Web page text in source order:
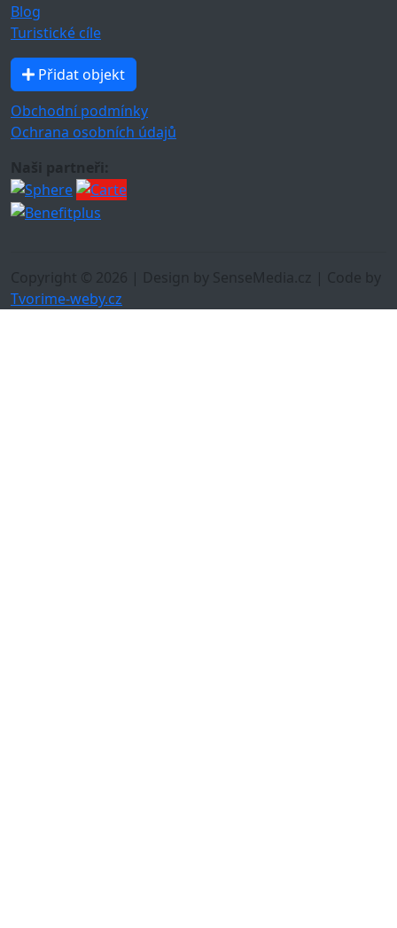
Blog
Turistické cíle
Přidat objekt
Obchodní podmínky
Ochrana osobních údajů
Naši partneři:
Copyright © 2026 | Design by SenseMedia.cz | Code by
Tvorime-weby.cz